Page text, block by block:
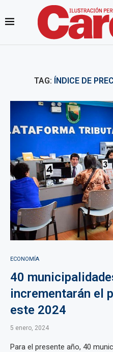
TAG: ÍNDICE DE
ECONOMÍA
40
incrementarán el
este 2024
5 enero, 2024
Para el presente año, 40